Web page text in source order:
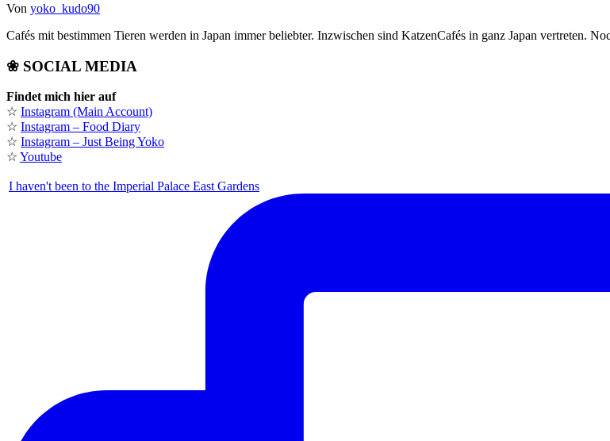
Von yoko_kudo90
Cafés mit bestimmen Tieren werden in Japan immer beliebter. Inzwischen sind KatzenCafés in ganz Japan vertreten.
❀ SOCIAL MEDIA
Findet mich hier auf
☆ Instagram (Main Account)
☆ Instagram – Food Diary
☆ Instagram – Just Being Yoko
☆ Youtube
I haven't been to the Imperial Palace East Gardens